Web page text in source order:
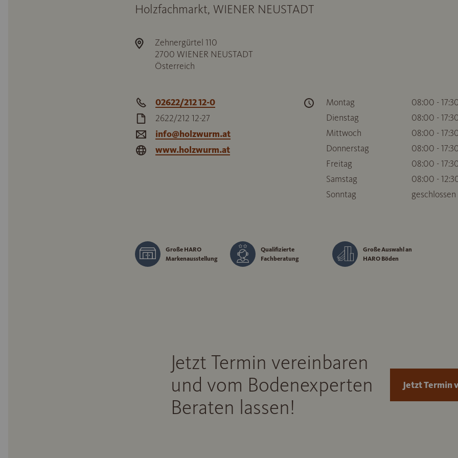
Holzfachmarkt, WIENER NEUSTADT
Zehnergürtel 110
2700 WIENER NEUSTADT
Österreich
02622/212 12-0
2622/212 12-27
info@holzwurm.at
www.holzwurm.at
Montag
08:00 -
Dienstag
08:00 -
Mittwoch
08:00 -
Donnerstag
08:00 -
Freitag
08:00 -
Samstag
08:00 -
Sonntag
geschlossen
Große HARO
Markenausstellung
Qualifizierte
Fachberatung
Große Auswahl an
HARO Böden
Jetzt Termin vereinbaren
und vom Bodenexperten
Beraten lassen!
Jetzt Termin